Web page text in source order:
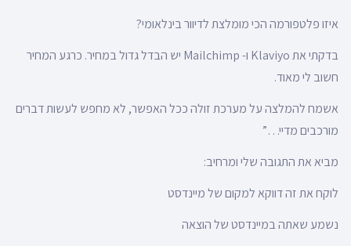
איזו פלטפורמה הכי מומלצת לדיוור בינלאומי?
בדקתי את Klaviyo ו- Mailchimp יש הבדל גדול במחיר. כרגע המחיר
חשוב לי מאוד.
אשמח להמלצה על מערכת זולה ככל האפשר, לא מחפש לעשות דברים
מורכבים מדיי…”
מביא את התגובה שלי ומרחיב:
לוקח את זה דווקא למקום של מיינדסט
נשמע שאתה במיינדסט של הוצאה